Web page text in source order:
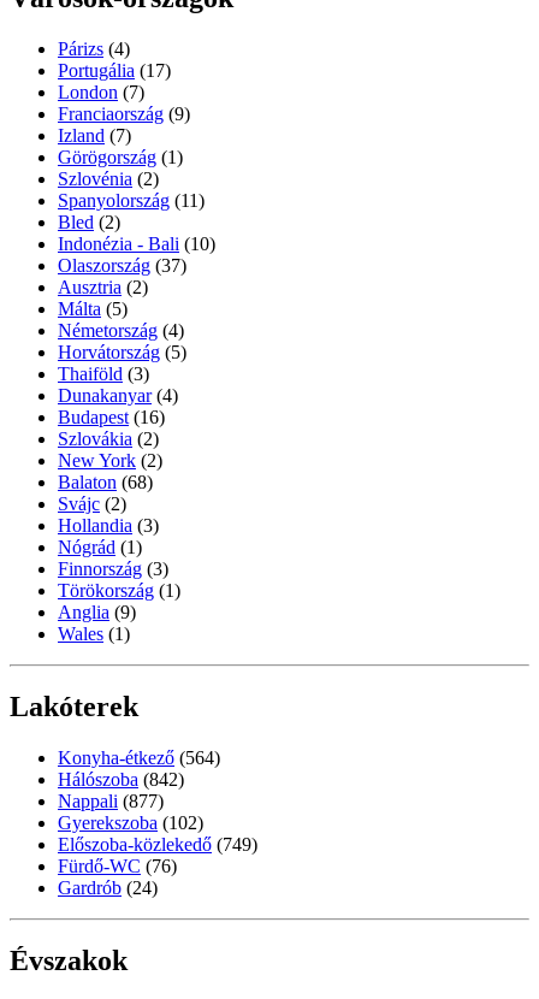
Párizs (4)
Portugália (17)
London (7)
Franciaország (9)
Izland (7)
Görögország (1)
Szlovénia (2)
Spanyolország (11)
Bled (2)
Indonézia - Bali (10)
Olaszország (37)
Ausztria (2)
Málta (5)
Németország (4)
Horvátország (5)
Thaiföld (3)
Dunakanyar (4)
Budapest (16)
Szlovákia (2)
New York (2)
Balaton (68)
Svájc (2)
Hollandia (3)
Nógrád (1)
Finnország (3)
Törökország (1)
Anglia (9)
Wales (1)
Lakóterek
Konyha-étkező (564)
Hálószoba (842)
Nappali (877)
Gyerekszoba (102)
Előszoba-közlekedő (749)
Fürdő-WC (76)
Gardrób (24)
Évszakok